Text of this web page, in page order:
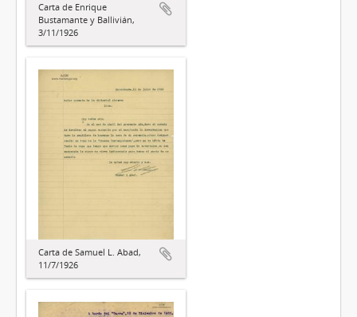
Carta de Enrique
Bustamante y Ballivián,
3/11/1926
Carta de Samuel L. Abad,
11/7/1926